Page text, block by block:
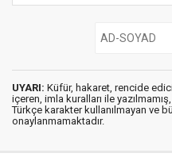
UYARI: Küfür, hakaret, rencide
içeren, imla kuralları ile yazılmamış,
Türkçe karakter kullanılmayan ve
onaylanmamaktadır.